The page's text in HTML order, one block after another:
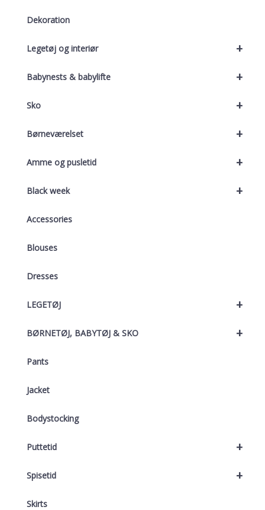
Dekoration
+
Legetøj og interiør
+
Babynests & babylifte
+
Sko
+
Børneværelset
+
Amme og pusletid
+
Black week
Accessories
Blouses
Dresses
+
LEGETØJ
+
BØRNETØJ, BABYTØJ & SKO
Pants
Jacket
Bodystocking
+
Puttetid
+
Spisetid
Skirts